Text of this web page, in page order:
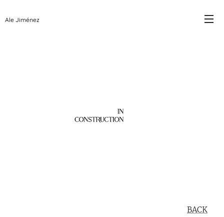
Ale Jiménez
BACK